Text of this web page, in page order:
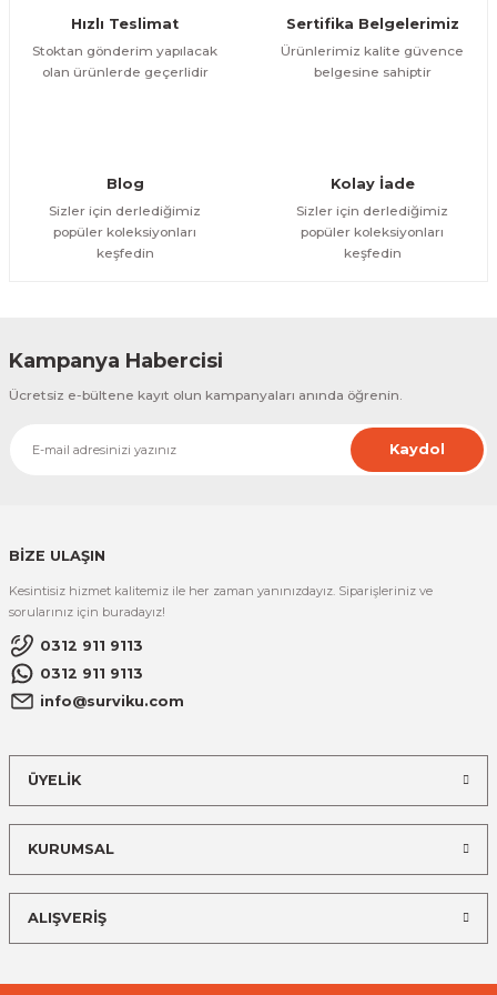
Bu ürüne benzer farklı alternatifler olmalı.
Hızlı Teslimat
Stoktan gönderim yapılacak
olan ürünlerde geçerlidir
Sertifika Belgelerimiz
Ürünlerimiz kalite güvence
belgesine sahiptir
Blog
Sizler için derlediğimiz
popüler koleksiyonları
keşfedin
Kolay İade
Sizler için derlediğimiz
popüler koleksiyonları
keşfedin
Kampanya Habercisi
Ücretsiz e-bültene kayıt olun kampanyaları anında öğrenin.
Kaydol
BİZE ULAŞIN
Kesintisiz hizmet kalitemiz ile her zaman yanınızdayız. Siparişleriniz ve
sorularınız için buradayız!
0312 911 9113
0312 911 9113
info@surviku.com
ÜYELİK
KURUMSAL
ALIŞVERİŞ